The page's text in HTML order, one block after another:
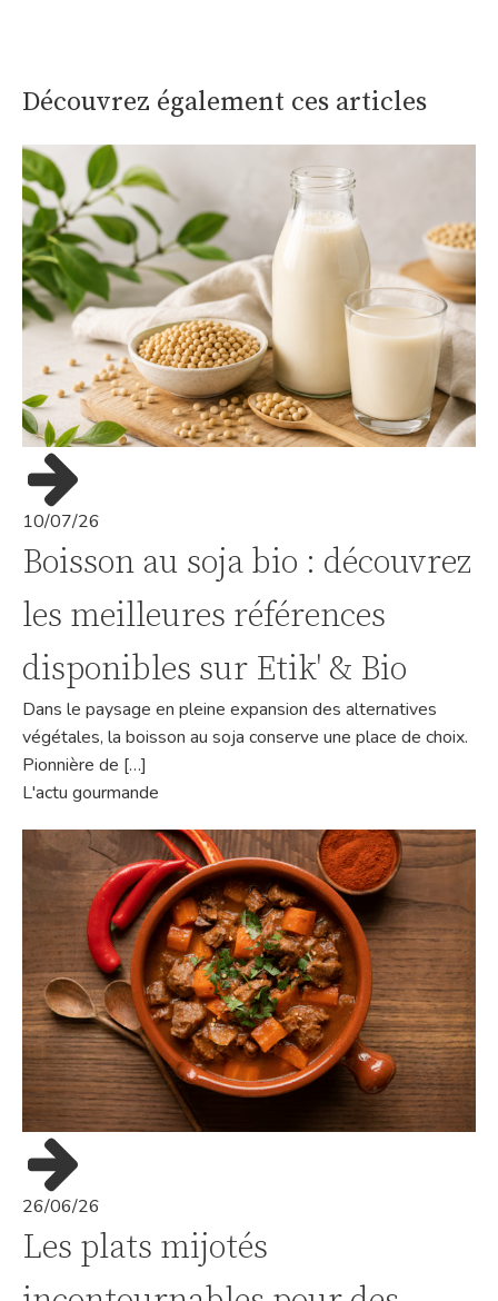
Découvrez également ces articles
10/07/26
Boisson au soja bio : découvrez
les meilleures références
disponibles sur Etik' & Bio
Dans le paysage en pleine expansion des alternatives
végétales, la boisson au soja conserve une place de choix.
Pionnière de […]
L'actu gourmande
26/06/26
Les plats mijotés